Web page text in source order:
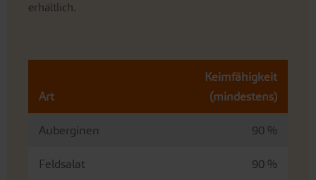
erhältlich.
Art
Keimfähigkeit
(mindestens)
Auberginen 90 %
Feldsalat 90 %